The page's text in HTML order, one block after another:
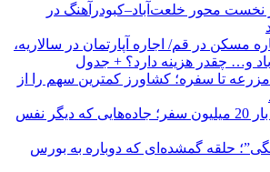
نخست محور خلعت‌آباد–کبودرآهنگ در
مسکن در قم/ اجاره آپارتمان در سالاریه،
و… چقدر هزینه دارد؟ + جدول
تا سفره؛ کشاورز کمترین سهم را از
شمال ایران زیر بار 20 میلیون سفر؛ جاده‌هایی که دیگر نفس
حلقه گمشده‌ای که دوباره به بورس